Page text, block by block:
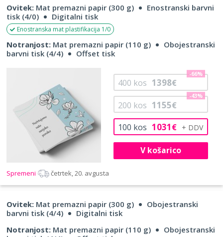
Ovitek: Mat premazni papir (300 g)
Enostranski barvni
tisk (4/0)
Digitalni tisk
Enostranska mat plastifikacija 1/0
Notranjost: Mat premazni papir (110 g)
Obojestranski
barvni tisk (4/4)
Offset tisk
100 kos 1031€
200 kos 1155€
-43%
400 kos 1398€
-66%
V košarico
Spremeni četrtek, 20. avgusta
Ovitek: Mat premazni papir (300 g)
Obojestranski
barvni tisk (4/4)
Digitalni tisk
Notranjost: Mat premazni papir (110 g)
Obojestranski